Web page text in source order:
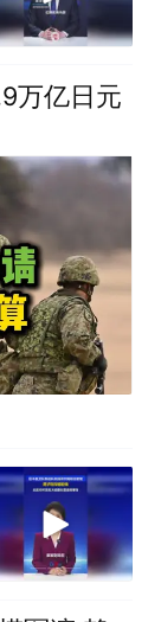
万亿日元